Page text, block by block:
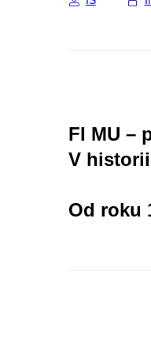
FI MU –
V
Od roku